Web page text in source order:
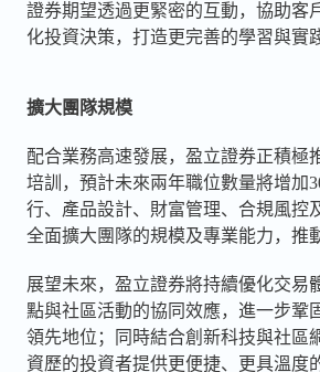
證券期望透過更緊密的互動，協助客
化投資決策，打造更完善的學習與實
擴大團隊規模
配合業務高速發展，盈立證券正積極
培訓，預計未來兩年職位數量將增加
行、產品設計、財富管理、合規風控
全面擴大團隊的規模及專業能力，推
展望未來，盈立證券將持續優化交易
點與社區活動的協同效應，進一步鞏
領先地位；同時結合創新科技與社區
資歷的投資者提供更便捷、更具溫度